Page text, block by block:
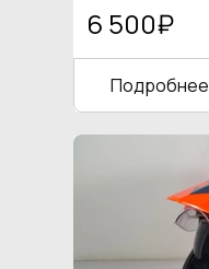
6 500₽
Подробнее